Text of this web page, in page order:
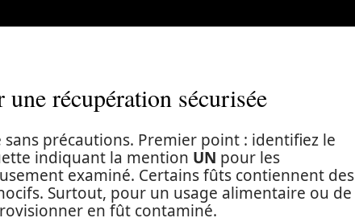
récupération sécurisée
précautions. Premier point : identifiez le
indiquant la mention UN pour les
examiné. Certains fûts contiennent des
Surtout, pour un usage alimentaire ou de
en fût contaminé.